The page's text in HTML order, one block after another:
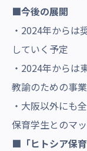
■今後の展開
・2024年からは
していく予定
・2024年からは
教諭のための事
・大阪以外にも
保育学生とのマ
■「ヒトシア保